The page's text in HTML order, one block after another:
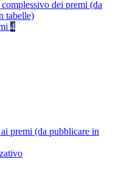
dei premi (da
tabelle)
4
premi (da pubblicare in